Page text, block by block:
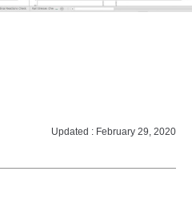
Updated : February 29, 2020